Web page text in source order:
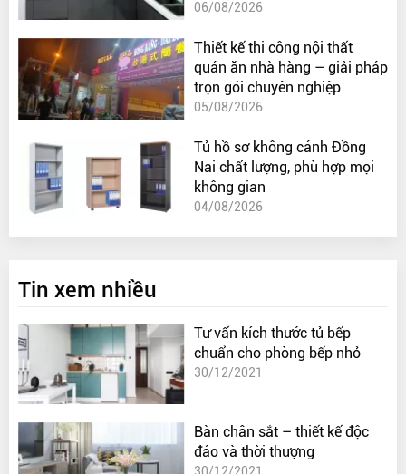
06/08/2026
Thiết kế thi công nội thất
quán ăn nhà hàng – giải pháp
trọn gói chuyên nghiệp
05/08/2026
Tủ hồ sơ không cánh Đồng
Nai chất lượng, phù hợp mọi
không gian
04/08/2026
Tin xem nhiều
Tư vấn kích thước tủ bếp
chuẩn cho phòng bếp nhỏ
30/12/2021
Bàn chân sắt – thiết kế độc
đáo và thời thượng